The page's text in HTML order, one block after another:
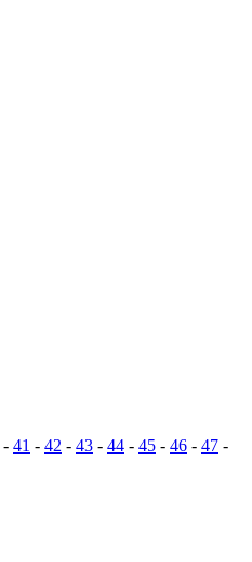
- 41 - 42 - 43 - 44 - 45 - 46 - 47 -